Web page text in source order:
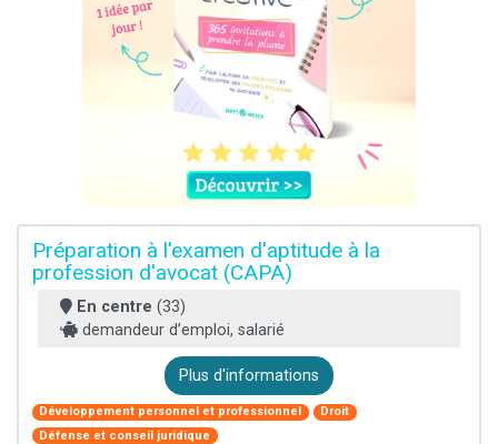
Préparation à l'examen d'aptitude à la
profession d'avocat (CAPA)
En centre (33)
demandeur d’emploi, salarié
Plus d'informations
Développement personnel et professionnel
Droit
Défense et conseil juridique